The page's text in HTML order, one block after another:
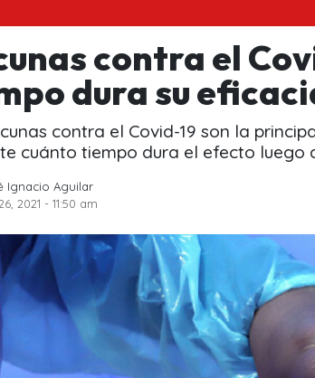
contra el
dura su
contra el Covid-19 son la
cuánto tiempo dura el efecto luego
Ignacio Aguilar
2021 - 11:50 am